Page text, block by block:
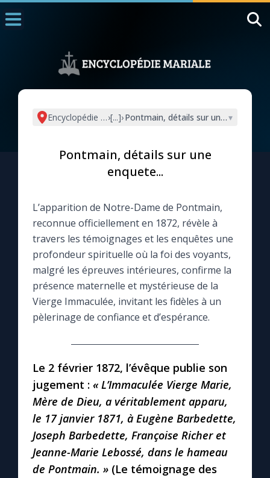
L'actualité de la semaine
La newsletter
La vidéo de la semaine
Le compte Tiktok
Le site internet
Questions-réponses
Prier au quotidien
Avec Thérèse de Lisieux
Encyclopédie mariale
›[...]›Pontmain, détails sur une enquete...
▾
Pontmain, détails sur une
enquete...
L’apparition de Notre-Dame de Pontmain,
reconnue officiellement en 1872, révèle à
travers les témoignages et les enquêtes une
profondeur spirituelle où la foi des voyants,
malgré les épreuves intérieures, confirme la
présence maternelle et mystérieuse de la
Vierge Immaculée, invitant les fidèles à un
pèlerinage de confiance et d’espérance.
Le 2 février 1872, l’évêque publie son
jugement : « L’Immaculée Vierge Marie,
Mère de Dieu, a véritablement apparu,
le 17 janvier 1871, à Eugène Barbedette,
Joseph Barbedette, Françoise Richer et
Jeanne-Marie Lebossé, dans le hameau
de Pontmain. » (Le témoignage des